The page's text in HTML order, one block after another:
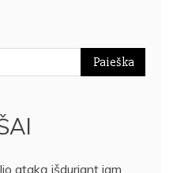
ataką išduriant jam